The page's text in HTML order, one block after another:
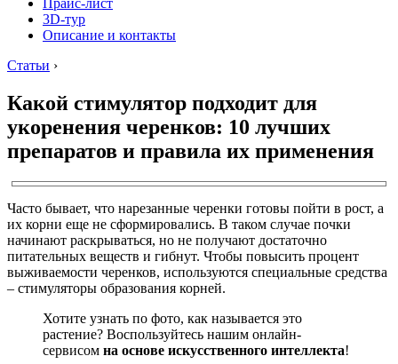
Прайс-лист
3D-тур
Описание и контакты
Статьи ›
Какой стимулятор подходит для
укоренения черенков: 10 лучших
препаратов и правила их применения
Часто бывает, что нарезанные черенки готовы пойти в рост, а
их корни еще не сформировались. В таком случае почки
начинают раскрываться, но не получают достаточно
питательных веществ и гибнут. Чтобы повысить процент
выживаемости черенков, используются специальные средства
– стимуляторы образования корней.
Хотите узнать по фото, как называется это
растение? Воспользуйтесь нашим онлайн-
сервисом на основе искусственного интеллекта!